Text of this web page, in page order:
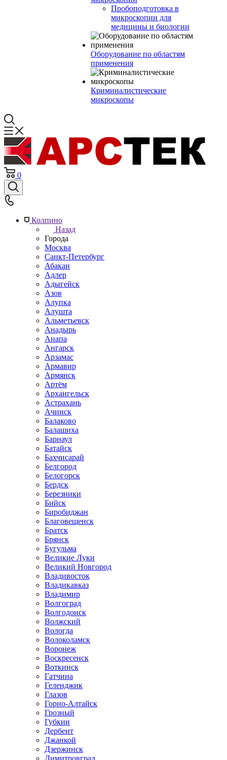
Пробоподготовка в
микроскопии для
медицины и биологии
Оборудование по областям
применения
Криминалистические
микроскопы
0
Колпино
Назад
Города
Москва
Санкт-Петербург
Абакан
Адлер
Адыгейск
Азов
Алупка
Алушта
Альметьевск
Анадырь
Анапа
Ангарск
Арзамас
Армавир
Армянск
Артём
Архангельск
Астрахань
Ачинск
Балаково
Балашиха
Барнаул
Батайск
Бахчисарай
Белгород
Белогорск
Бердск
Березники
Бийск
Биробиджан
Благовещенск
Братск
Брянск
Бугульма
Великие Луки
Великий Новгород
Владивосток
Владикавказ
Владимир
Волгоград
Волгодонск
Волжский
Вологда
Волоколамск
Воронеж
Воскресенск
Воткинск
Гатчина
Геленджик
Глазов
Горно-Алтайск
Грозный
Губкин
Дербент
Джанкой
Дзержинск
Димитровград